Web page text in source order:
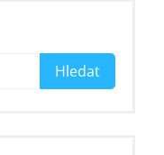
Hledat